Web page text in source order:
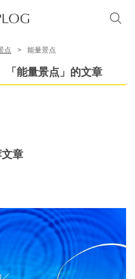
点 能量景点
「能量景点」的文章
章